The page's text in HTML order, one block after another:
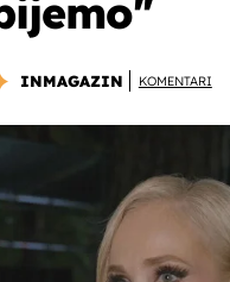
INMAGAZIN KOMENTARI